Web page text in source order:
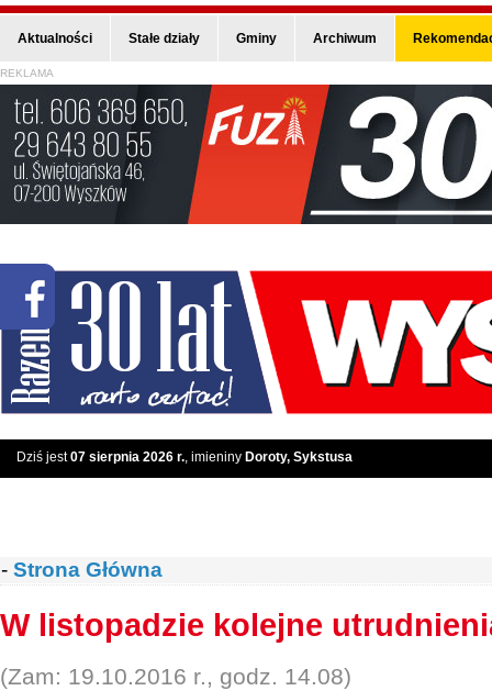
Aktualności Stałe działy Gminy Archiwum
REKLAMA
Dziś jest07 sierpnia 2026 r., imieniny Doroty, Sykstusa
- Strona Główna
W listopadzie kolejne
(Zam: 19.10.2016 r., godz. 14.08)